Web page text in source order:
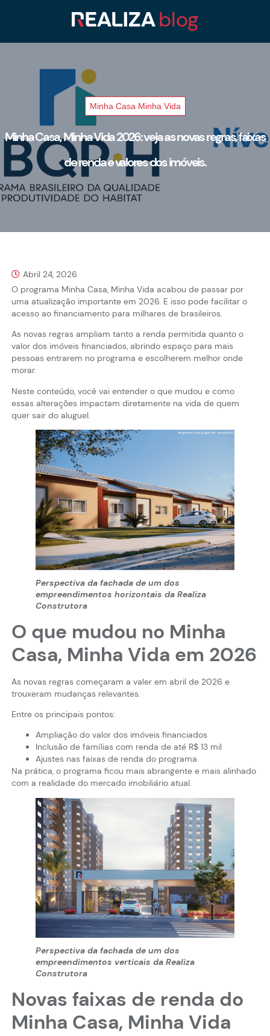
Minha Casa Minha Vida
Minha Casa, Minha Vida 2026: veja as novas regras, faixas
de renda e valores dos imóveis.
Abril 24, 2026
O programa Minha Casa, Minha Vida acabou de passar por
uma atualização importante em 2026. E isso pode facilitar o
acesso ao financiamento para milhares de brasileiros.
As novas regras ampliam tanto a renda permitida quanto o
valor dos imóveis financiados, abrindo espaço para mais
pessoas entrarem no programa e escolherem melhor onde
morar.
Neste conteúdo, você vai entender o que mudou e como
essas alterações impactam diretamente na vida de quem
quer sair do aluguel.
Perspectiva da fachada de um dos
empreendimentos horizontais da Realiza
Construtora
O que mudou no Minha
Casa, Minha Vida em 2026
As novas regras começaram a valer em abril de 2026 e
trouxeram mudanças relevantes.
Entre os principais pontos:
Ampliação do valor dos imóveis financiados
Inclusão de famílias com renda de até R$ 13 mil
Ajustes nas faixas de renda do programa
Na prática, o programa ficou mais abrangente e mais alinhado
com a realidade do mercado imobiliário atual.
Perspectiva da fachada de um dos
empreendimentos verticais da Realiza
Construtora
Novas faixas de renda do
Minha Casa, Minha Vida